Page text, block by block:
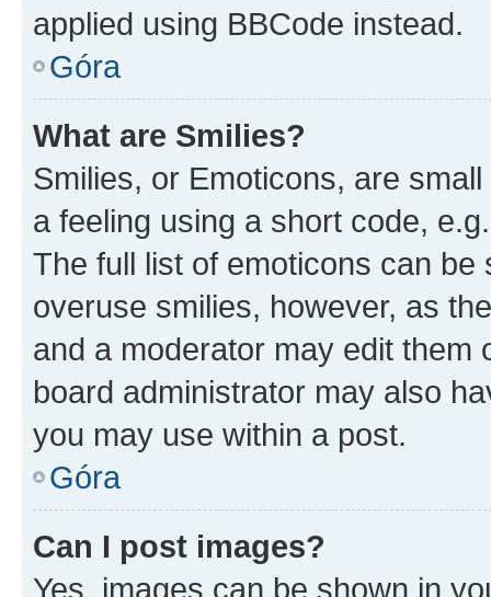
applied using BBCode instead.
Góra
What are Smilies?
Smilies, or Emoticons, are
a feeling using a short code,
The full list of emoticons can
overuse smilies, however, as
and a moderator may edit them
board administrator may also
you may use within a post.
Góra
Can I post images?
Yes, images can be shown in